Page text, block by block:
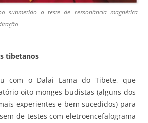
submetido a teste de ressonância magnética
tibetanos
com o Dalai Lama do Tibete, que
oito monges budistas (alguns dos
experientes e bem sucedidos) para
de testes com eletroencefalograma